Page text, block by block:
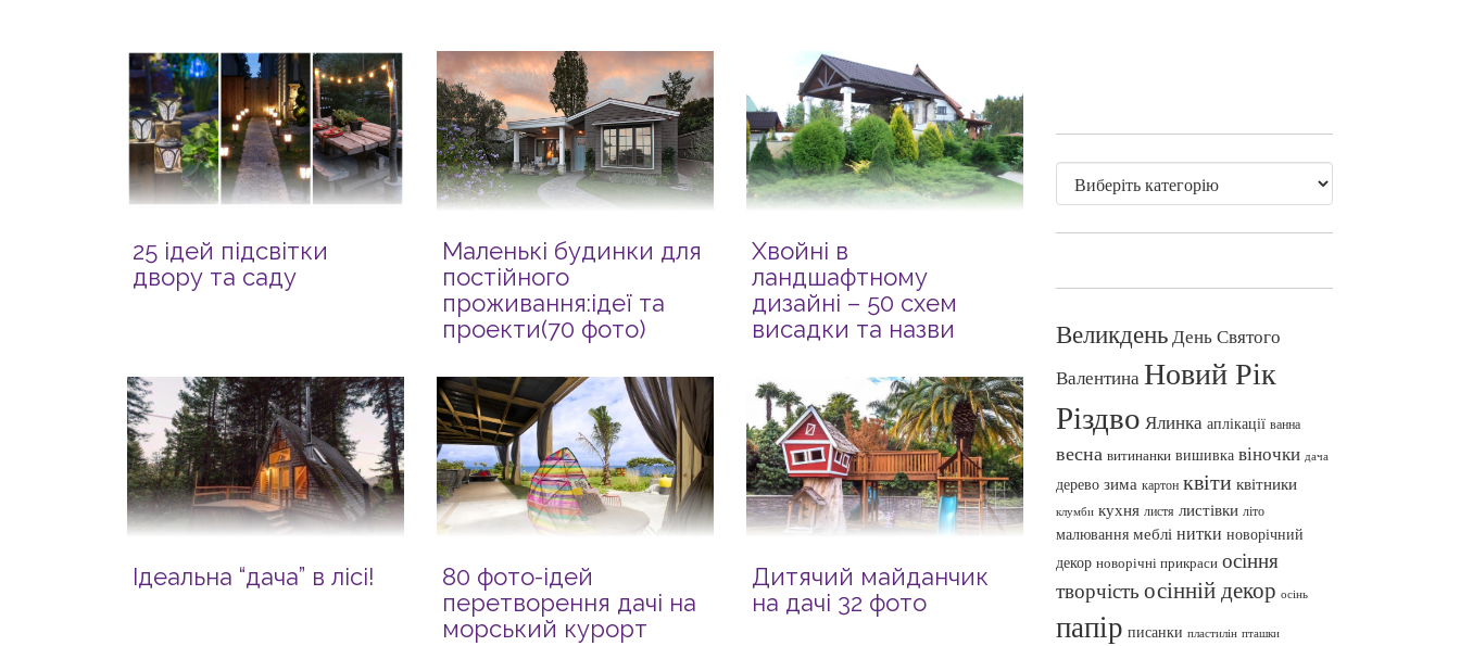
25 ідей підсвітки
двору та саду
Маленькі будинки для
постійного
проживання:ідеї та
проекти(70 фото)
Хвойні в
ландшафтному
дизайні – 50 схем
висадки та назви
Ідеальна “дача” в лісі!
80 фото-ідей
перетворення дачі на
морський курорт
Дитячий майданчик
на дачі 32 фото
ВеликденьДень Святого
ВалентинаНовий Рік
Різдво Ялинка аплікації ванна
весна витинанки вишивка віночки дача
дерево зима картон квіти квітники
клумби кухня листя листівки літо
малювання меблі нитки новорічний
декор новорічні прикраси осіння
творчість осінній декор осінь
папір писанки пластилін пташки